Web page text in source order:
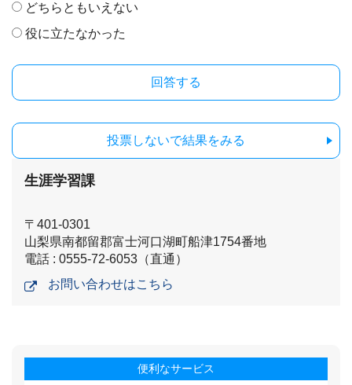
どちらともいえない
役に立たなかった
投票しないで結果をみる
生涯学習課
〒401-0301
山梨県南都留郡富士河口湖町船津1754番地
電話 : 0555-72-6053（直通）
お問い合わせはこちら
便利なサービス